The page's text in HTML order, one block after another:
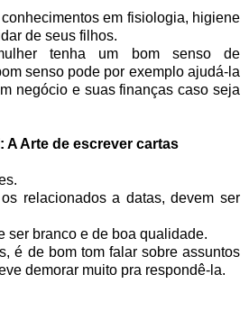
em fisiologia, higiene
de seus filhos.
tenha um bom senso de
senso pode por exemplo ajudá-la
negócio e suas finanças caso seja
A Arte de escrever cartas
relacionados a datas, devem ser
ser branco e de boa qualidade.
é de bom tom falar sobre assuntos
demorar muito pra respondê-la.